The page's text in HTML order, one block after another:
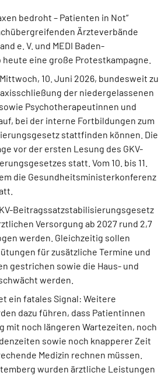
bedroht – Patienten in Not“
Ärzteverbände
e. V. und MEDI Baden-
heute eine große Protestkampagne.
10. Juni 2026, bundesweit zu
der niedergelassenen
Psychotherapeutinnen und
bei der interne Fortbildungen zum
stattfinden können. Die
vor der ersten Lesung des GKV-
statt. Vom 10. bis 11.
die Gesundheitsministerkonferenz
Beitragssatzstabilisierungsgesetz
Versorgung ab 2027 rund 2,7
werden. Gleichzeitig sollen
für zusätzliche Termine und
gestrichen sowie die Haus- und
werden.
ein fatales Signal: Weitere
dazu führen, dass Patientinnen
mit noch längeren Wartezeiten, noch
sowie noch knapperer Zeit
Medizin rechnen müssen.
wurden ärztliche Leistungen